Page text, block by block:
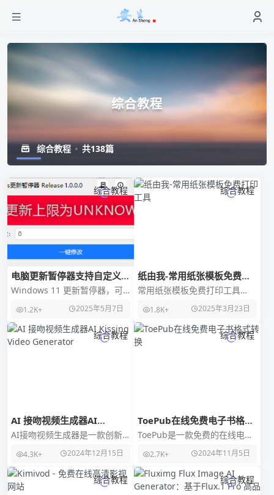
综合教程
综合教程 共138篇
综合教程
电脑更新暂停器支持自定义时
间
Windows 11 更新暂停器，可
以自定义暂停更新上限为 N
天，输入天数后点击一键修改
即可。同时
1.2K+ 2025年5月7日
综合教程
纸由我-常用纸张模板免费打
印工具
常用纸张模板免费打印工具
「纸由我」据开发者介绍有一
天我在淘宝上闲逛，突然发现
好多店铺都在卖各种打印纸
1.8K+ 2025年3月23日
综合教程
AI 接吻视频生成器AI
Kissing Video Generator
AI接吻视频生成器是一款创新
照片转化为逼真的接吻视频。
用户只需上传清晰且
4.3K+ 2024年12月15日
综合教程
ToePub在线免费电子书格式
转换
ToePub是一款免费的在线电子
其他文档转换为多种流行的电
子书格式，如
2.7K+ 2024年11月5日
综合教程 综合教程